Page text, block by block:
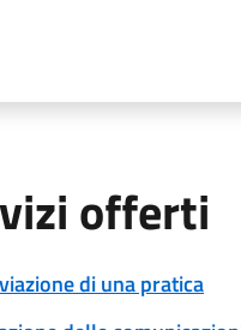
offerti
di una pratica